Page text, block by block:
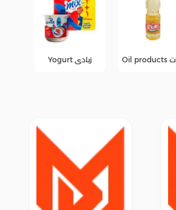
زبادى Yogurt عصائر